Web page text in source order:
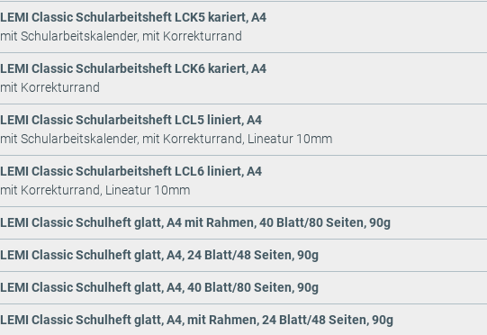
LEMI Classic Schularbeitsheft LCK5 kariert, A4
mit Schularbeitskalender, mit Korrekturrand
LEMI Classic Schularbeitsheft LCK6 kariert, A4
mit Korrekturrand
LEMI Classic Schularbeitsheft LCL5 liniert, A4
mit Schularbeitskalender, mit Korrekturrand, Lineatur 10mm
LEMI Classic Schularbeitsheft LCL6 liniert, A4
mit Korrekturrand, Lineatur 10mm
LEMI Classic Schulheft glatt, A4 mit Rahmen, 40 Blatt/80 Seiten, 90g
LEMI Classic Schulheft glatt, A4, 24 Blatt/48 Seiten, 90g
LEMI Classic Schulheft glatt, A4, 40 Blatt/80 Seiten, 90g
LEMI Classic Schulheft glatt, A4, mit Rahmen, 24 Blatt/48 Seiten, 90g